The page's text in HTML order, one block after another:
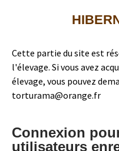
Cette partie du site est
l'élevage. Si vous avez
élevage, vous pouvez
torturama@orange.fr
Connexion
utilisateurs